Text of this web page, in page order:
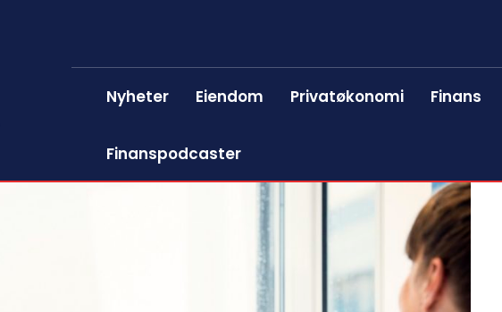
Nyheter Eiendom Privatøkonomi Finans
Finanspodcaster